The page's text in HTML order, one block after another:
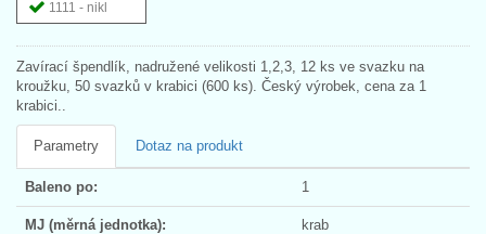
1111 - nikl
Zavírací špendlík, nadružené velikosti 1,2,3, 12 ks ve svazku na
kroužku, 50 svazků v krabici (600 ks). Český výrobek, cena za 1
krabici..
Parametry Dotaz na produkt
Baleno po: 1
MJ (měrná jednotka): krab